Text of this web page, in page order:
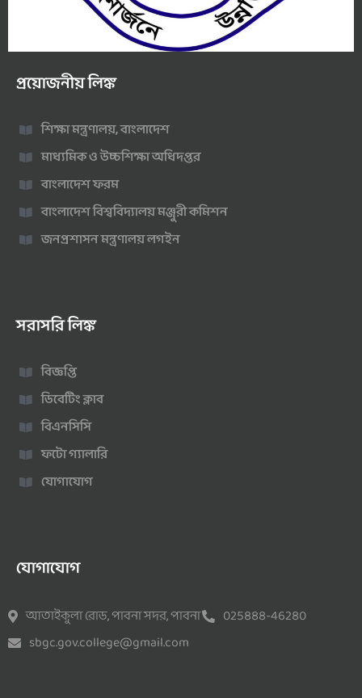
প্রয়োজনীয় লিঙ্ক
শিক্ষা মন্ত্রণালয়, বাংলাদেশ
মাধ্যমিক ও উচ্চশিক্ষা অধিদপ্তর
বাংলাদেশ ফরম
বাংলাদেশ বিশ্ববিদ্যালয় মঞ্জুরী কমিশন
জনপ্রশাসন মন্ত্রণালয় লগইন
সরাসরি লিঙ্ক
বিজ্ঞপ্তি
ডিবেটিং ক্লাব
বিএনসিসি
ফটো গ্যালারি
যোগাযোগ
যোগাযোগ
আতাইকুলা রোড, পাবনা সদর, পাবনা
025888-46280
sbgc.gov.college@gmail.com